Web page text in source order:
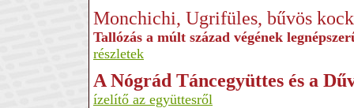
Monchichi, Ugrifüles, bűvös
Tallózás a múlt század végének
részletek
A Nógrád Táncegyüttes és a
ízelítő az együttesről